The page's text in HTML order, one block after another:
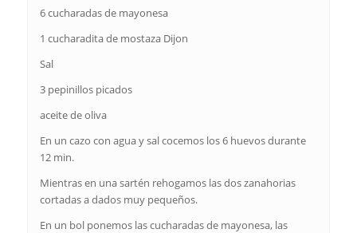
6 cucharadas de mayonesa
1 cucharadita de mostaza Dijon
Sal
3 pepinillos picados
aceite de oliva
En un cazo con agua y sal cocemos los 6 huevos durante
12 min.
Mientras en una sartén rehogamos las dos zanahorias
cortadas a dados muy pequeños.
En un bol ponemos las cucharadas de mayonesa, las